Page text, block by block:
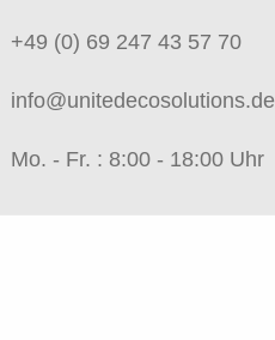
+49 (0) 69 247 43 57 70
info@unitedecosolutions.de
Mo. - Fr. : 8:00 - 18:00 Uhr